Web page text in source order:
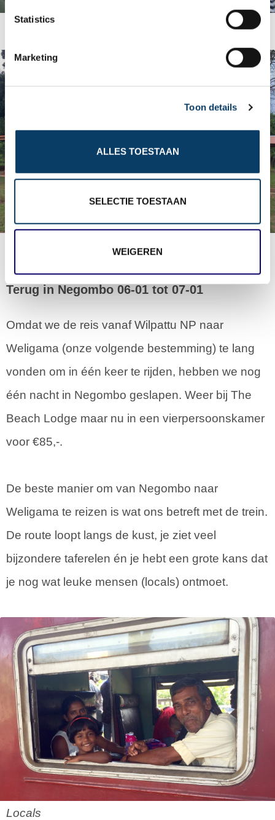
n
e
l
e
t
i
o
n
Statistics
Marketing
Toon details
ALLES TOESTAAN
SELECTIE TOESTAAN
WEIGEREN
Een lift geregeld
Dilsara Holiday Resort
Terug in Negombo 06-01 tot 07-01
Omdat we de reis vanaf Wilpattu NP naar
Weligama (onze volgende bestemming) te lang
vonden om in één keer te rijden, hebben we nog
één nacht in Negombo geslapen. Weer bij The
Beach Lodge maar nu in een vierpersoonskamer
voor €85,-.
De beste manier om van Negombo naar
Weligama te reizen is wat ons betreft met de trein.
De route loopt langs de kust, je ziet veel
bijzondere taferelen én je hebt een grote kans dat
je nog wat leuke mensen (locals) ontmoet.
Locals